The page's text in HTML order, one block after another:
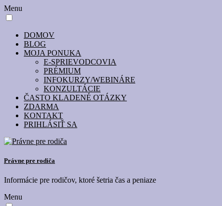
Menu
DOMOV
BLOG
MOJA PONUKA
E-SPRIEVODCOVIA
PRÉMIUM
INFOKURZY/WEBINÁRE
KONZULTÁCIE
ČASTO KLADENÉ OTÁZKY
ZDARMA
KONTAKT
PRIHLÁSIŤ SA
Právne pre rodiča
Informácie pre rodičov, ktoré šetria čas a peniaze
Menu